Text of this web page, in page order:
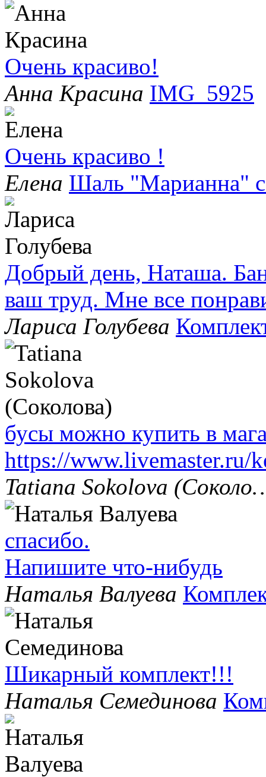
Очень красиво!
Анна Красина IMG_5925
Очень красиво !
Елена Шаль "Марианна"
Добрый день, Наташа.
ваш труд. Мне все
Лариса Голубева
бусы можно купить в
https://www.livemaster.ru/
Tatiana Sokolova
спасибо.
Напишите что-нибудь
Наталья Валуева
Шикарный комплект!!!
Наталья Семединова